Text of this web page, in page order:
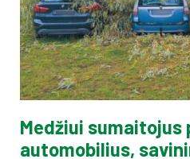
Medžiui sumaitojus
automobilius,